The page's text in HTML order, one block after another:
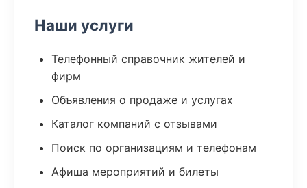
Наши услуги
Телефонный справочник жителей и
фирм
Объявления о продаже и услугах
Каталог компаний с отзывами
Поиск по организациям и телефонам
Афиша мероприятий и билеты